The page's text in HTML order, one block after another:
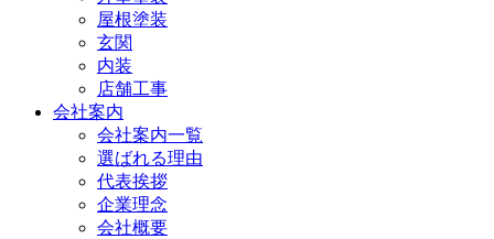
屋根塗装
玄関
内装
店舗工事
会社案内
会社案内一覧
選ばれる理由
代表挨拶
企業理念
会社概要